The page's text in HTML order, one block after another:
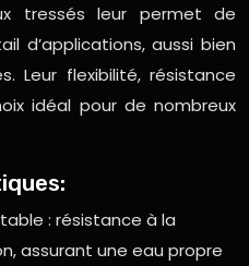
tressés leur permet de
d’applications, aussi bien
Leur flexibilité, résistance
idéal pour de nombreux
: résistance à la
assurant une eau propre